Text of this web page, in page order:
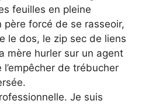
feuilles en pleine
père forcé de se rasseoir,
le dos, le zip sec de liens
mère hurler sur un agent
de trébucher
Je suis